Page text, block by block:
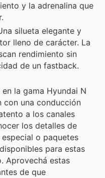
y la adrenalina que
silueta elegante y
lleno de carácter. La
rendimiento sin
de un fastback.
la gama Hyundai N
con una conducción
a los canales
los detalles de
o paquetes
para estas
Aprovechá estas
de que